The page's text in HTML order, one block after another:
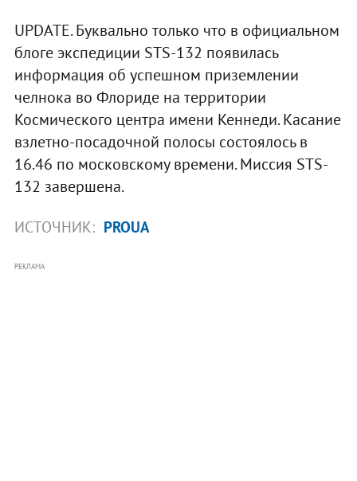
UPDATE. Буквально только что в официальном
блоге экспедиции STS-132 появилась
информация об успешном приземлении
челнока во Флориде на территории
Космического центра имени Кеннеди. Касание
взлетно-посадочной полосы состоялось в
16.46 по московскому времени. Миссия STS-
132 завершена.
ИСТОЧНИК: PROUA
РЕКЛАМА